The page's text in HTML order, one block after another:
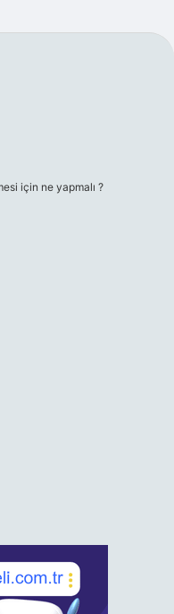
için ne yapmalı ?